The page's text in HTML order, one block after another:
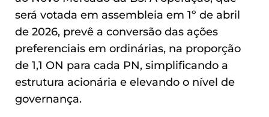
será votada em assembleia em 1º de abril
de 2026, prevê a conversão das ações
preferenciais em ordinárias, na proporção
de 1,1 ON para cada PN, simplificando a
estrutura acionária e elevando o nível de
governança.